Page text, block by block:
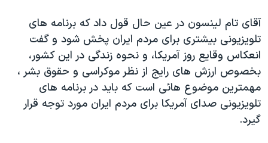
آقای تام لينسون در عين حال قول داد که برنامه های
تلويزيونی بيشتری برای مردم ايران پخش شود و گفت
انعکاس وقايع روز آمريکا، و نحوه زندگی در اين کشور،
بخصوص ارزش های رايج از نظر موکراسی و حقوق بشر ،
مهمترين موضوع هائی است که بايد در برنامه های
تلويزيونی صدای آمريکا برای مردم ايران مورد توجه قرار
گيرد.